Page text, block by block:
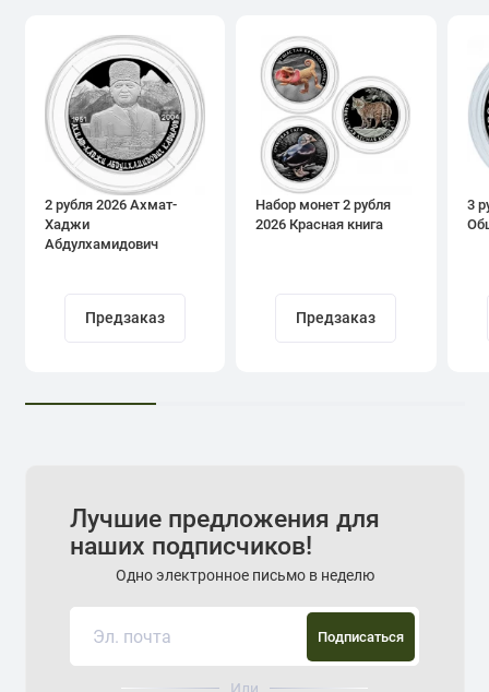
2 рубля 2026 Ахмат-
Хаджи
Абдулхамидович
Предзаказ
Набор монет 2 рубля
2026 Красная книга
Предзаказ
3
Лучшие предложения для
наших подписчиков!
Одно электронное письмо в неделю
Подписаться